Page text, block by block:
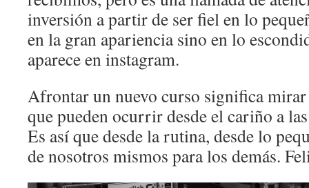
inversión a partir de ser fiel en lo
en la gran apariencia sino en lo
aparece en instagram.
Afrontar un nuevo curso significa mirar
que pueden ocurrir desde el cariño a
Es así que desde la rutina, desde lo
de nosotros mismos para los demás.